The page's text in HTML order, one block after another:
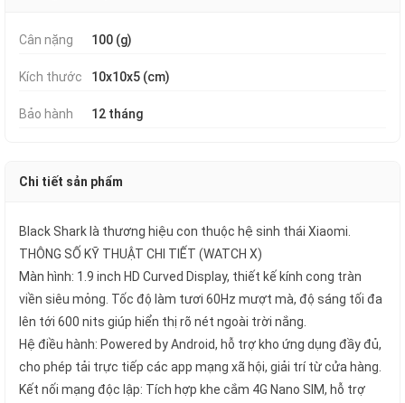
Cân nặng 100 (g)
Kích thước 10x10x5 (cm)
Bảo hành 12 tháng
Chi tiết sản phẩm
Black Shark là thương hiệu con thuộc hệ sinh thái Xiaomi.
THÔNG SỐ KỸ THUẬT CHI TIẾT (WATCH X)
Màn hình: 1.9 inch HD Curved Display, thiết kế kính cong tràn
viền siêu mỏng. Tốc độ làm tươi 60Hz mượt mà, độ sáng tối đa
lên tới 600 nits giúp hiển thị rõ nét ngoài trời nắng.
Hệ điều hành: Powered by Android, hỗ trợ kho ứng dụng đầy đủ,
cho phép tải trực tiếp các app mạng xã hội, giải trí từ cửa hàng.
Kết nối mạng độc lập: Tích hợp khe cắm 4G Nano SIM, hỗ trợ